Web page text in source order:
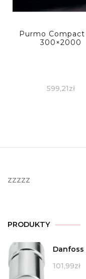
Purmo Compact
300×2000
599,21zł
zzzzz
PRODUKTY
Danfoss
101,99zł